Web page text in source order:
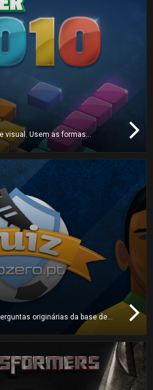
visual. Usem as formas
a área de jogo desimpedida.
originárias da base de
é o
sobre futebol mais
o desporto rei!